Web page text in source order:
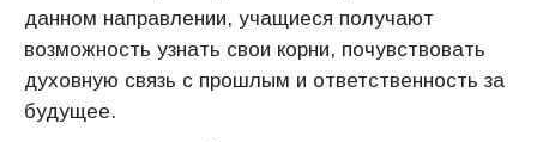
данном направлении, учащиеся получают
возможность узнать свои корни, почувствовать
духовную связь с прошлым и ответственность за
будущее.